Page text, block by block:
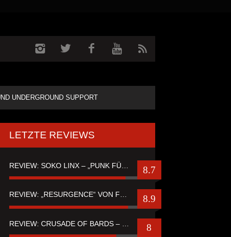
UNDERGROUND SUPPORT
LETZTE REVIEWS
8.7
REVIEW: „RESURGENCE“ VON FUTURE PALACE 8.9
8